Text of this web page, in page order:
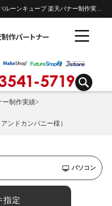
株式会社キットアンドカンパニー様のバルーンキューブ 楽天バナー制作実績 | インテリア・日用雑貨
作パートナー
ー制作実績>
ンドカンパニー様）
指定
パソコン